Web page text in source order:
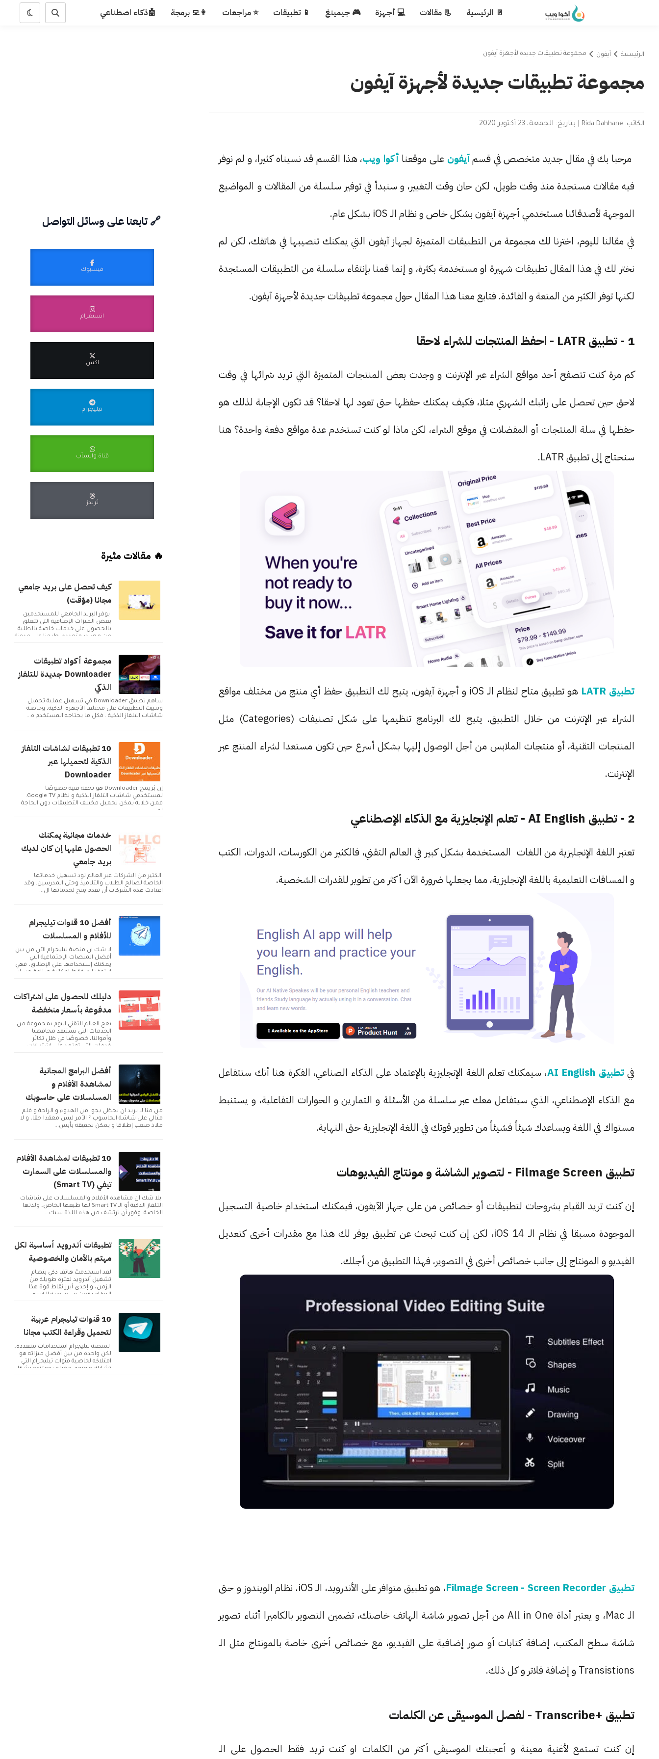
🚪 الرئيسية 📃 مقالات 💻 أجهزة 🎮 جيمينغ 📱 تطبيقات ⭐ مراجعات 👩‍💻 برمجة 🤖ذكاء اصطناعي
الرئيسية آيفون مجموعة تطبيقات جديدة لأجهزة آيفون
مجموعة تطبيقات جديدة لأجهزة آيفون
الكاتب: Rida Dahhane بتاريخ: الجمعة، 23 أكتوبر 2020
مرحبا بك في مقال جديد متخصص في قسمآيفون على موقعنا أكوا ويب، هذا القسم قد نسيناه كثيرا، و لم نوفر
فيه مقالات مستجدة منذ وقت طويل، لكن حان وقت التغيير، و سنبدأ في توفير سلسلة من المقالات و المواضيع
الموجهة لأصدقائنا مستخدمي أجهزة آيفون بشكل خاص و نظام الـ iOS بشكل عام.
في مقالنا لليوم، اخترنا لك مجموعة من التطبيقات المتميزة لجهاز آيفون التي يمكنك تنصيبها في هاتفك، لكن لم
نختر لك في هذا المقال تطبيقات شهيرة او مستخدمة بكثرة، و إنما قمنا بإنتقاء سلسلة من التطبيقات المستجدة
لكنها توفر الكثير من المتعة و الفائدة. فتابع معنا هذا المقال حول مجموعة تطبيقات جديدة لأجهزة آيفون.
1 - تطبيق LATR - احفظ المنتجات للشراء لاحقا
كم مرة كنت تتصفح أحد مواقع الشراء عبر الإنترنت و وجدت بعض المنتجات المتميزة التي تريد شرائها في وقت
لاحق حين تحصل على راتبك الشهري مثلا، فكيف يمكنك حفظها حتى تعود لها لاحقا؟ قد تكون الإجابة لذلك هو
حفظها في سلة المنتجات أو المفضلات في موقع الشراء، لكن ماذا لو كنت تستخدم عدة مواقع دفعة واحدة؟ هنا
سنحتاج إلى تطبيق LATR.
تطبيق LATR
هو تطبيق متاح لنظام الـ iOS و أجهزة آيفون، يتيح لك التطبيق حفظ أي منتج من مختلف مواقع
الشراء عبر الإنترنت من خلال التطبيق. يتيح لك البرنامج تنظيمها على شكل تصنيفات (Categories) مثل
المنتجات التقنية، أو منتجات الملابس من أجل الوصول إليها بشكل أسرع حين تكون مستعدا لشراء المنتج عبر
الإنترنت.
2 - تطبيق AI English - تعلم الإنجليزية مع الذكاء الإصطناعي
تعتبر اللغة الإنجليزية من اللغات المستخدمة بشكل كبير في العالم التقني، فالكثير من الكورسات، الدورات، الكتب
و المساقات التعليمية باللغة الإنجليزية، مما يجعلها ضرورة الآن أكثر من تطوير للقدرات الشخصية.
فيتطبيق AI English
، سيمكنك تعلم اللغة الإنجليزية بالإعتماد على الذكاء الصناعي، الفكرة هنا أنك ستتفاعل
مع الذكاء الإصطناعي، الذي سيتفاعل معك عبر سلسلة من الأسئلة و التمارين و الحوارات التفاعلية، و يستنبط
مستواك في اللغة ويساعدك شيئاً فشيئاً من تطوير قوتك في اللغة الإنجليزية حتى النهاية.
تطبيق Filmage Screen - لتصوير الشاشة و مونتاج الفيديوهات
إن كنت تريد القيام بشروحات لتطبيقات أو خصائص من على جهاز الآيفون، فيمكنك استخدام خاصية التسجيل
الموجودة مسبقا في نظام الـ iOS 14، لكن إن كنت تبحث عن تطبيق يوفر لك هذا مع مقدرات أخرى كتعديل
الفيديو و المونتاج إلى جانب خصائص أخرى في التصوير، فهذا التطبيق من أجلك.
تطبيق Filmage Screen - Screen Recorder
، هو تطبيق متوافر على الأندرويد، الـ iOS، نظام الويندوز و حتى
الـ Mac، و يعتبر أداة All in One من أجل تصوير شاشة الهاتف خاصتك، تضمين التصوير بالكاميرا أثناء تصوير
شاشة سطح المكتب، إضافة كتابات أو صور إضافية على الفيديو، مع خصائص أخرى خاصة بالمونتاج مثل الـ
Transistions و إضافة فلاتر و كل ذلك.
تطبيق +Transcribe - لفصل الموسيقى عن الكلمات
إن كنت تستمع لأغنية معينة و أعجبتك الموسيقى أكثر من الكلمات او كنت تريد فقط الحصول على الـ
🔗 تابعنا على وسائل التواصل
فيسبوك
انستغرام
اكس
تيليجرام
قناة واتسآب
ثريدز
🔥 مقالات مثيرة
كيف تحصل على بريد جامعي
مجانا (مؤقت)
يوفر البريد الجامعي للمستخدمين
بعض الميزات الإضافية التي تتعلق
بالحصول على خدمات خاصة بالطلبة
من مصادر متعددة. طرحنا على مدونة
مجموعة أكواد تطبيقات
Downloader جديدة للتلفاز
الذكي
ساهم تطبيق Downloader في تسهيل عملية تحميل
وتثبيت التطبيقات على مختلف الأجهزة الذكية، وخاصة
شاشات التلفاز الذكية . فكل ما يحتاجه المستخدم ه...
10 تطبيقات لشاشات التلفاز
الذكية لتحميلها عبر
Downloader
إن بُريمج Downloader هو تحفة فنية خصوصًا
لمستخدمي شاشات التلفاز الذكية و نظام Google TV.
فمن خلاله يمكن تحميل مختلف التطبيقات دون الحاجة
لم...
خدمات مجانية يمكنك
الحصول عليها إن كان لديك
بريد جامعي
الكثير من الشركات عبر العالم تود تسهيل خدماتها
الخاصة لصالح الطلاب والتلاميذ وحتى المدرسين. وقد
اعتادت هذه الشركات أن تقدم مِنح لخدماتها ال...
أفضل 10 قنوات تيليجرام
للأفلام و المسلسلات
لا شك أن منصة تيليجرام الآن من بين
أفضل المنصات الإجتماعية التي
يمكنك إستخدامها على الإطلاق، فهي
لا توفر لك فقط إمكانية صناعة حساب
دليلك للحصول على اشتراكات
مدفوعة بأسعار منخفضة
يعج العالم التقني اليوم بمجموعة من
الخدمات التي تستنفذ محافظنا
وأموالنا، خصوصًا في ظل تكاثر
خدمات التي تعتمد على اشتراكات
أفضل البرامج المجانية
لمشاهدة الأفلام و
المسلسلات على حاسوبك
من منا لا يريد ان يحظى بجو من الهدوء و الراحة و فلم
مثالي على شاشة الحاسوب ؟ الأمر ليس معقدا حقا، و لا
ملاذ صعب إطلاقا و يمكن تحقيقه بأبس...
10 تطبيقات لمشاهدة الأفلام
والمسلسلات على السمارت
تيفي (Smart TV)
بلا شك أن مشاهدة الأفلام والمسلسلات على شاشات
التلفاز الذكية أو الـ Smart TV لها طبعها الخاص، ولذتها
الخاصة. وفور أن ترتشف من هذه اللذة سيك...
تطبيقات أندرويد أساسية لكل
مهتم بالأمان والخصوصية
لقد استخدمتُ هاتف ذكي بنظام
تشغيل أندرويد لفترة طويلة من
الزمن، و إحدى أبرز نقاط قوة هذا
النظام تكمن في مرونته الكبيرة
10 قنوات تيليجرام عربية
لتحميل وقراءة الكتب مجانا
لمنصة تيليجرام استخدامات متعددة،
لكن واحدة من بين أفضل ميزاته هو
امتلاكه لخاصية قنوات تيليجرام التي
تشارك محتوى مختلف ومتنوع بشكل